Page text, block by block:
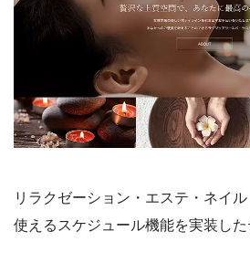
リラクゼーション・エステ・ネイ
使えるスケジュール機能を実装した